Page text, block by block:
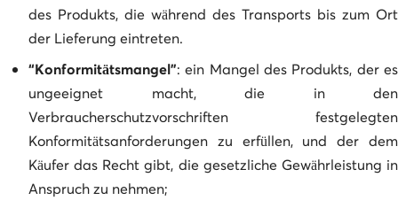
des Produkts, die während des Transports bis zum Ort
der Lieferung eintreten.
“Konformitätsmangel”: ein Mangel des Produkts, der es
ungeeignet macht, die in den
Verbraucherschutzvorschriften festgelegten
Konformitätsanforderungen zu erfüllen, und der dem
Käufer das Recht gibt, die gesetzliche Gewährleistung in
Anspruch zu nehmen;